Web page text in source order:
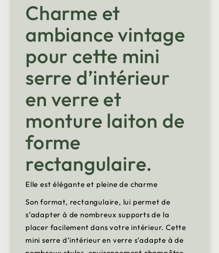
Charme et
ambiance vintage
pour cette mini
serre d’intérieur
en verre et
monture laiton de
forme
rectangulaire.
Elle est élégante et pleine de charme
Son format, rectangulaire, lui permet de
s’adapter à de nombreux supports de la
placer facilement dans votre intérieur. Cette
mini serre d’intérieur en verre s’adapte à de